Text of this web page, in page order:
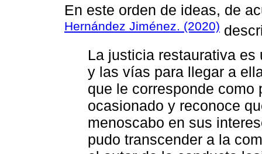
En este orden de ideas, de
Hernández Jiménez. (2020)
La justicia restaurativa
y las vías para llegar a
que le corresponde
ocasionado y reconoce
menoscabo en sus
pudo transcender a la